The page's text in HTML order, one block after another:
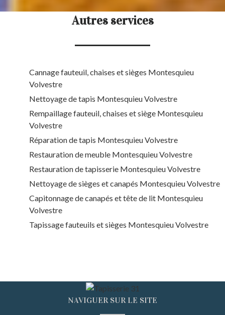
Autres services
Cannage fauteuil, chaises et sièges Montesquieu
Volvestre
Nettoyage de tapis Montesquieu Volvestre
Rempaillage fauteuil, chaises et siège Montesquieu
Volvestre
Réparation de tapis Montesquieu Volvestre
Restauration de meuble Montesquieu Volvestre
Restauration de tapisserie Montesquieu Volvestre
Nettoyage de sièges et canapés Montesquieu Volvestre
Capitonnage de canapés et tête de lit Montesquieu
Volvestre
Tapissage fauteuils et sièges Montesquieu Volvestre
NAVIGUER SUR LE SITE